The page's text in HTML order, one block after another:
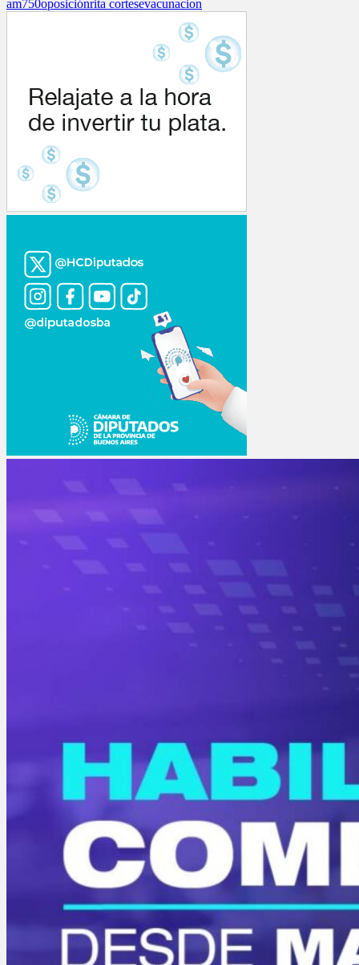
am750oposiciónrita cortesevacunacion